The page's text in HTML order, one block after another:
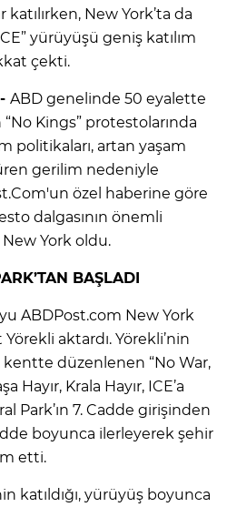
New York’ta da
yürüyüşü geniş katılım
çekti.
ABD genelinde 50 eyalette
Kings” protestolarında
politikaları, artan yaşam
gerilim nedeniyle
özel haberine göre
dalgasının önemli
York oldu.
BAŞLADI
ABDPost.com New York
aktardı. Yörekli’nin
kentte düzenlenen “No War,
Hayır, Krala Hayır, ICE’a
Park’ın 7. Cadde girişinden
boyunca ilerleyerek şehir
etti.
katıldığı, yürüyüş boyunca